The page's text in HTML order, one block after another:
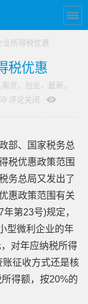
业所得税优惠
税优惠
, 南京，创业，最新，
评论关闭
部、国家税务总
税优惠政策范围
务总局又发出了
惠政策范围有关
第23号)规定，
型微利企业的年
对年应纳税所得
征收方式还是核
得额，按20%的